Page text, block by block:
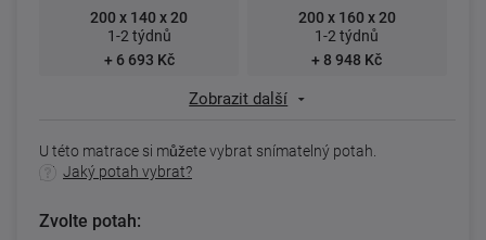
200 x 140 x 20
1-2 týdnů
+ 6 693 Kč
200 x 160 x 20
1-2 týdnů
+ 8 948 Kč
Zobrazit další
U této matrace si můžete vybrat snímatelný potah.
Jaký potah vybrat?
Zvolte potah: